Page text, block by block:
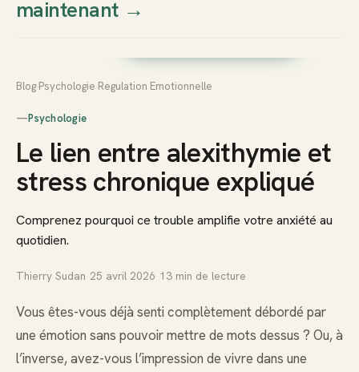
Thierry
Prendre rendez-vous dès
maintenant→
Blog Psychologie Regulation Emotionnelle
—Psychologie
Le lien entre alexithymie et
stress chronique expliqué
Comprenez pourquoi ce trouble amplifie votre anxiété au
quotidien.
Thierry Sudan 25 avril 2026 13 min de lecture
Vous êtes-vous déjà senti complètement débordé par
une émotion sans pouvoir mettre de mots dessus ? Ou, à
l’inverse, avez-vous l’impression de vivre dans une